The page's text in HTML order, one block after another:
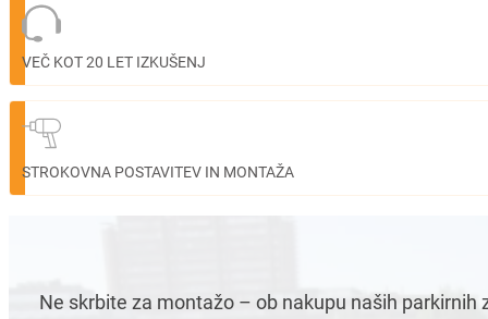
VEČ KOT 20 LET IZKUŠENJ
STROKOVNA POSTAVITEV IN MONTAŽA
Ne skrbite za montažo – ob nakupu naših